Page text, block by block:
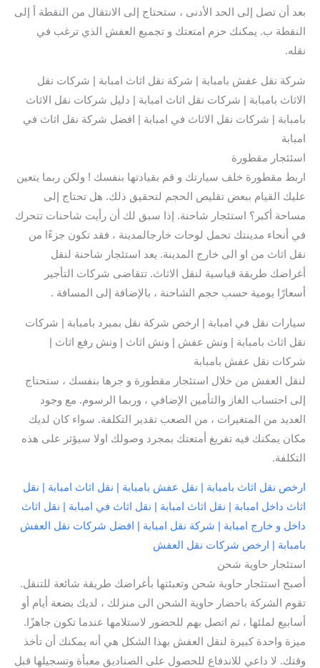
بعد أن تصل إلى الحد الأدنى ، ستحتاج إلى الانتقال من النقطة أ إلى
النقطة ب. يمكنك حزم امتعتك و تجميع العفش الذي ترغب في
نقله.
شركة نقل عفش بامبابة | شركة نقل اثاث امبابة | شركات نقل
الاثاث بامبابة | شركات نقل اثاث امبابة | دليل شركات نقل الاثاث
بامبابة | شركات نقل الاثاث في امبابة | افضل شركة نقل اثاث في
امبابة
اسئئجار مقطورة
اربط مقطورة خلف سيارتك و قم بقيادتها بنفسك ! ولكن ربما يتعين
عليك القيام ببعض تقليص الحجم لتحقيق ذلك. هل تحتاج إلى
مساحة أكبر؟ استئجار شاحنة. إذا سبق لك أن رأيت شاحنات تتحرك
في أنحاء مدينتك تحمل لوحات خارجالمدينة ، فقد تكون جزءًا من
نقل اثاث من او الى خارج المدينة. يعد استئجار شاحنة لنقل
أغراضك طريقة قياسية لنقل الاثاث. تتقاضى شركات التأجير
أسعارًا يومية حسب حجم الشاحنة ، بالإضافة إلى المسافة .
سيارات نقل في امبابة | ارخص شركة نقل بمبرد بامبابة | شركات
نقل اثاث بامبابة | ونش عفش | ونش اثاث | ونش رفع اثاث |
شركات نقل عفش بامبابة
لنقل العفش من خلال استئجار مقطورة و جرها بنفسك ، ستحتاج
إلى احتساب الغاز والتأمين الإضافي ، وربما الرسوم. مع وجود
العديد من المتغيرات ، من الصعب تقدير التكلفة. سواء كان لديك
مكان يمكنك فيه تفريغ أمتعتك بمجرد وصولك اولا سيؤثر على هذه
التكلفة.
ارخص نقل اثاث بامبابة | نقل عفش بامبابة | نقل اثاث امبابة | نقل
اثاث داخل امبابة | نقل اثاث امبابة | نقل اثاث في امبابة | نقل اثاث
داخل و خارج امبابة | شركة نقل امبابة | افضل شركات نقل العفش
بامبابة | ارخص شركات نقل العفش
استئجار حاوية شحن
أصبح استئجار حاوية شحن وتعبئتها بأغراضك طريقة شائعة للتنقل.
تقوم الشركة باحضار حاوية الشحن الى منزلك ، لديك بضعة أيام أو
أسابيع لملئها ، ثم اتصل بهم للحضور لاستلامها عندما تكون جاهزًا.
ميزة واحدة كبيرة لنقل العفش بهذا الشكل هي أنه يمكنك أن تأخذ
وقتك. لا داعي للاندفاع للحصول على الصناديق معبأة وتسجيلها قبل